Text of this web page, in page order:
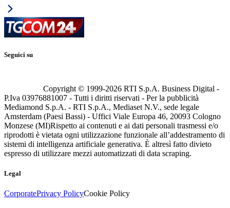
Seguici su
Copyright © 1999-2026 RTI S.p.A. Business Digital -
P.Iva 03976881007 - Tutti i diritti riservati - Per la pubblicità
Mediamond S.p.A. - RTI S.p.A., Mediaset N.V., sede legale
Amsterdam (Paesi Bassi) - Uffici Viale Europa 46, 20093 Cologno
Monzese (MI)Rispetto ai contenuti e ai dati personali trasmessi e/o
riprodotti è vietata ogni utilizzazione funzionale all’addestramento di
sistemi di intelligenza artificiale generativa. È altresì fatto divieto
espresso di utilizzare mezzi automatizzati di data scraping.
Legal
CorporatePrivacy PolicyCookie Policy